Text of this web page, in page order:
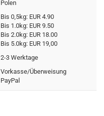
Polen
Bis 0,5kg: EUR 4.90
Bis 1.0kg: EUR 9.50
Bis 2.0kg: EUR 18.00
Bis 5.0kg: EUR 19,00
2-3 Werktage
Vorkasse/Überweisung
PayPal